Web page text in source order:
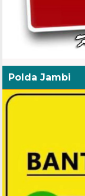
Polda Jambi